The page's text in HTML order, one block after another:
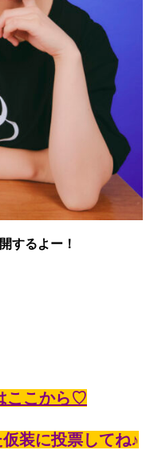
するよー！
ここから♡
装に投票してね♪